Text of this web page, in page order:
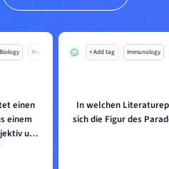
Mo
einen
einem
und
+ Add tag Immunology
In welchen
sich die Figur des